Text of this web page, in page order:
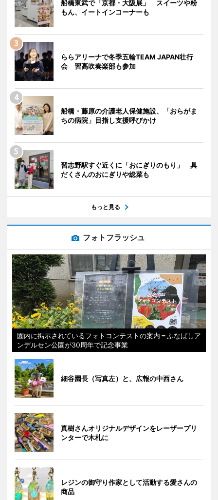
船橋東武で「京都・大阪展」 スイーツや粉
もん、イートインコーナーも
ららアリーナで冬季五輪TEAM JAPAN壮行
会 習高吹奏楽部も参加
船橋・藤原の介護老人保健施設、「おらがま
ちの病院」目指し支援呼びかけ
習志野駅すぐ近くに「おにぎりのもり」 具
だくさんのおにぎりや総菜も
もっと見る
フォトフラッシュ
園内に掲示されているフォトコンテストの案内＝ふなばしア
ンデルセン公園が30周年で記念事業
細谷園長（写真左）と、広報の中西さん
真樹さんオリジナルデザインをレーザープリ
ンターで木札に
レジンの御守り作家として活動する愛さんの
商品